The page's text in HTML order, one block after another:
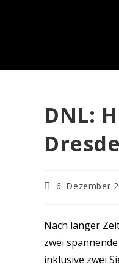
DNL:
6. Dezember
Nach langer
zwei
inklusive zwei